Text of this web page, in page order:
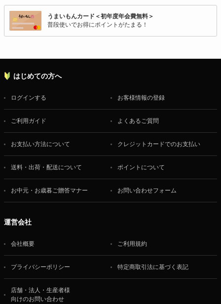
うまいもんカード＜初年度年会費無料＞
普段使いでお得にポイントがたまる！
はじめての方へ
ログインする お客様情報の登録
ご利用ガイド よくあるご質問
お支払い方法について クレジットカードでのお支払い
送料・出荷・配送について ポイントについて
お中元・お歳暮ご贈答マナー お問い合わせフォーム
運営会社
会社概要 ご利用規約
プライバシーポリシー 特定商取引法に基づく表記
店舗・法人・生産者様
向けのお問い合わせ